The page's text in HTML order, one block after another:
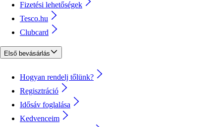
Fizetési lehetőségek
Tesco.hu
Clubcard
Első bevásárlás
Hogyan rendelj tőlünk?
Regisztráció
Idősáv foglalása
Kedvenceim